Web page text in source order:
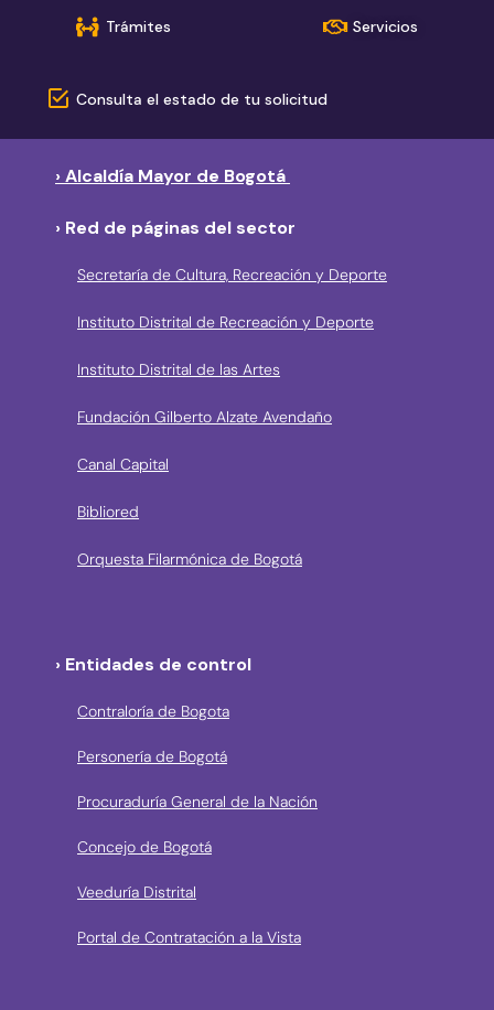
Trámites Servicios
Consulta el estado de tu solicitud
› Alcaldía Mayor de Bogotá
› Red de páginas del sector
Secretaría de Cultura, Recreación y Deporte
Instituto Distrital de Recreación y Deporte
Instituto Distrital de las Artes
Fundación Gilberto Alzate Avendaño
Canal Capital
Bibliored
Orquesta Filarmónica de Bogotá
› Entidades de control
Contraloría de Bogota
Personería de Bogotá
Procuraduría General de la Nación
Concejo de Bogotá
Veeduría Distrital
Portal de Contratación a la Vista